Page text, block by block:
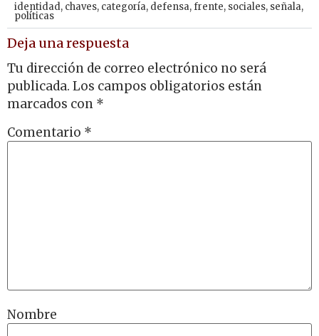
identidad, chaves, categoría, defensa,frente, sociales, señala,
políticas
Deja una respuesta
Tu dirección de correo electrónico no será
publicada. Los campos obligatorios están
marcados con *
Comentario *
Nombre